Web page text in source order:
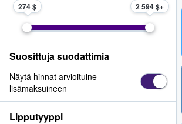
274 $ 2 594 $
Suosittuja suodattimia
Näytä hinnat arvioituine
lisämaksuineen
Lipputyyppi